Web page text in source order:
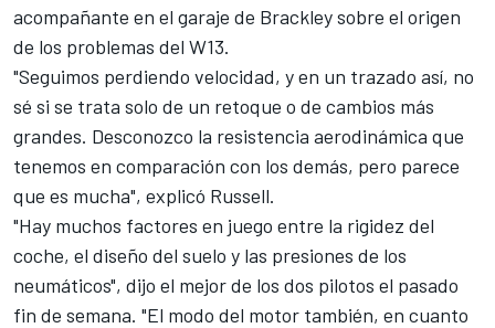
acompañante en el garaje de Brackley sobre el origen
de los problemas del W13.
"Seguimos perdiendo velocidad, y en un trazado así, no
sé si se trata solo de un retoque o de cambios más
grandes. Desconozco la resistencia aerodinámica que
tenemos en comparación con los demás, pero parece
que es mucha", explicó Russell.
"Hay muchos factores en juego entre la rigidez del
coche, el diseño del suelo y las presiones de los
neumáticos", dijo el mejor de los dos pilotos el pasado
fin de semana. "El modo del motor también, en cuanto